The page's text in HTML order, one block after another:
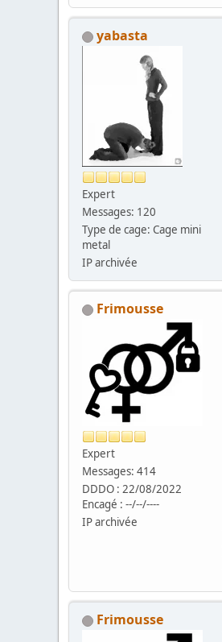
yabasta
Expert
Messages: 120
Type de cage: Cage mini
metal
IP archivée
Frimousse
Expert
Messages: 414
DDDO : 22/08/2022
Encagé : --/--/----
IP archivée
Frimousse